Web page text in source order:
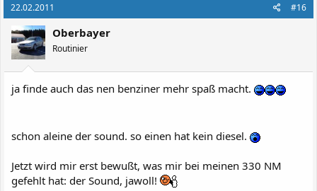
22.02.2011 #16
Oberbayer
Routinier
ja finde auch das nen benziner mehr spaß macht.
schon aleine der sound. so einen hat kein diesel.
Jetzt wird mir erst bewußt, was mir bei meinen 330 NM
gefehlt hat: der Sound, jawoll!